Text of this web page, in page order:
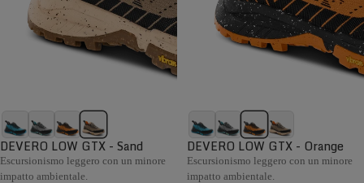
DEVERO LOW GTX - Sand
Escursionismo leggero con un minore
impatto ambientale.
DEVERO LOW GTX - Orange
Escursionismo leggero con un minore
impatto ambientale.